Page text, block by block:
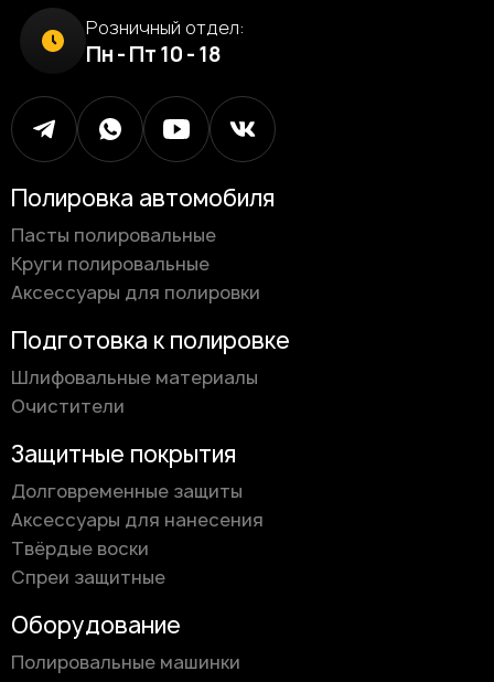
Розничный отдел:
Пн - Пт 10 - 18
Полировка автомобиля
Пасты полировальные
Круги полировальные
Аксессуары для полировки
Подготовка к полировке
Шлифовальные материалы
Очистители
Защитные покрытия
Долговременные защиты
Аксессуары для нанесения
Твёрдые воски
Спреи защитные
Оборудование
Полировальные машинки